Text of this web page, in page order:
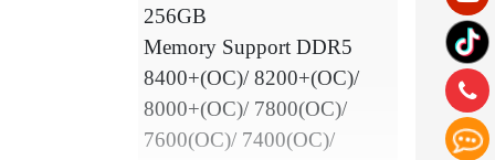
256GB
Memory Support DDR5
8400+(OC)/ 8200+(OC)/
8000+(OC)/ 7800(OC)/
7600(OC)/ 7400(OC)/